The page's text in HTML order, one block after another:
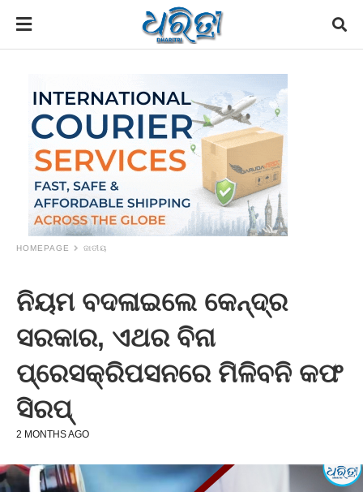
HOMEPAGE ଜାତୀୟ
ନିୟମ ବଦଳାଇଲେ କେନ୍ଦ୍ର
ସରକାର, ଏଥର ବିନା
ପ୍ରେସକ୍ରିପସନରେ ମିଳିବନି କଫ
ସିରପ୍‌
2 MONTHS AGO